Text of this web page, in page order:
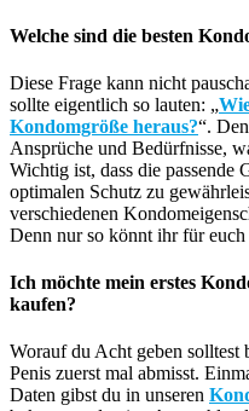
Welche sind die besten
Diese Frage kann nicht
sollte eigentlich so lauten: „
Kondomgröße heraus?“.
Ansprüche und Bedürfnisse,
Wichtig ist, dass die passende
optimalen Schutz zu
verschiedenen
Denn nur so könnt ihr für euch
Ich möchte mein erstes
kaufen?
Worauf du Acht geben solltest
Penis zuerst mal abmisst.
Daten gibst du in unseren